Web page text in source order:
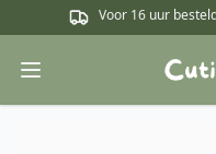
Voor 16 uur
Open main menu